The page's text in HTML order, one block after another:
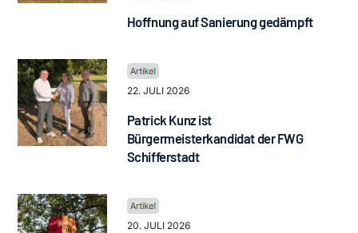
Hoffnung auf Sanierung gedämpft
22. JULI 2026
Patrick Kunz ist
Bürgermeisterkandidat der FWG
Schifferstadt
20. JULI 2026